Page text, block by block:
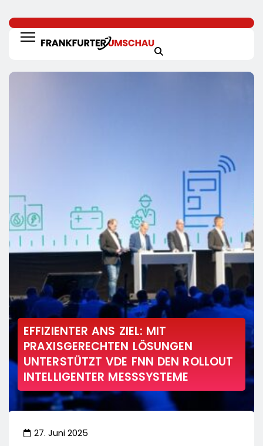
EFFIZIENTER ANS ZIEL: MIT
PRAXISGERECHTEN LÖSUNGEN
UNTERSTÜTZT VDE FNN DEN ROLLOUT
INTELLIGENTER MESSSYSTEME
27. Juni 2025